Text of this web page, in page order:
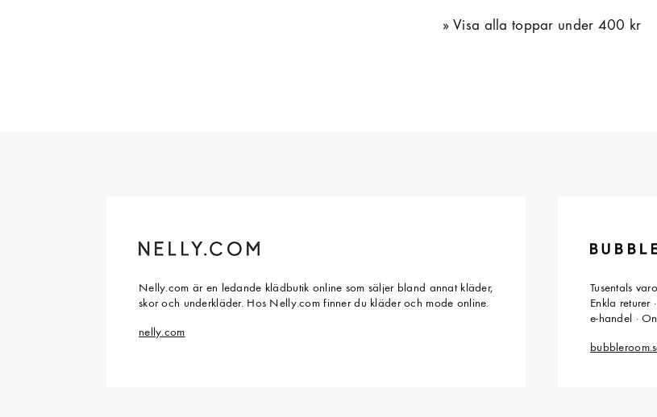
Visa alla toppar under 400 kr
Nelly.com är en ledande klädbutik online som säljer bland annat kläder,
skor och underkläder. Hos Nelly.com finner du kläder och mode online.
nelly.com
Tusentals
Enkla returer
e-handel ·